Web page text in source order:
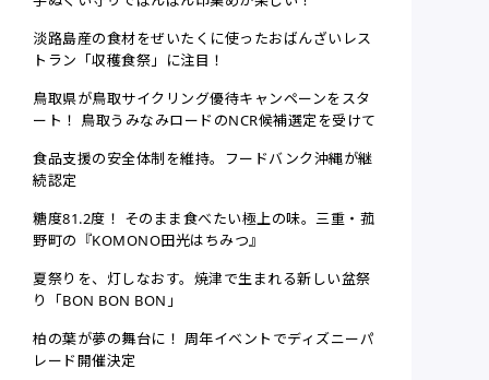
淡路島産の食材をぜいたくに使ったおばんざいレス
トラン「収穫食祭」に注目！
鳥取県が鳥取サイクリング優待キャンペーンをスタ
ート！ 鳥取うみなみロードのNCR候補選定を受けて
食品支援の安全体制を維持。フードバンク沖縄が継
続認定
糖度81.2度！ そのまま食べたい極上の味。三重・菰
野町の『KOMONO田光はちみつ』
夏祭りを、灯しなおす。焼津で生まれる新しい盆祭
り「BON BON BON」
柏の葉が夢の舞台に！ 周年イベントでディズニーパ
レード開催決定